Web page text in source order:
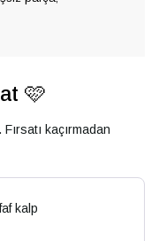
🩷
kaçırmadan
kalp